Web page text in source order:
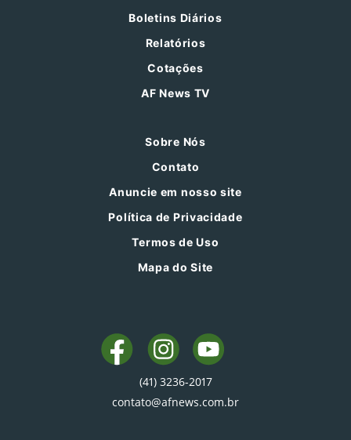
Boletins Diários
Relatórios
Cotações
AF News TV
Sobre Nós
Contato
Anuncie em nosso site
Política de Privacidade
Termos de Uso
Mapa do Site
(41) 3236-2017
contato@afnews.com.br